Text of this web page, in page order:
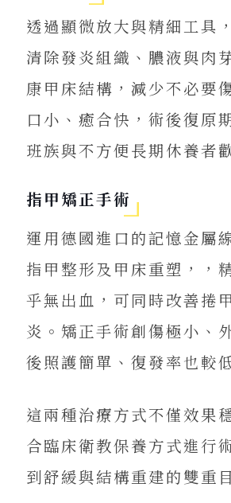
透過顯微放大與精細工具
清除發炎組織、膿液與肉
康甲床結構，減少不必要
口小、癒合快，術後復原
班族與不方便長期休養者
指甲矯正手術
運用德國進口的記憶金屬
指甲整形及甲床重塑，，
乎無出血，可同時改善捲
炎。矯正手術創傷極小、
後照護簡單、復發率也較
這兩種治療方式不僅效果
合臨床衛教保養方式進行
到舒緩與結構重建的雙重